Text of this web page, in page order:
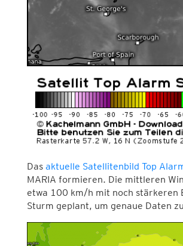
Das aktuelle Satellitenbild Top
MARIA formieren. Die mittleren
etwa 100 km/h mit noch stärkeren
Sturm geplant, um genaue Daten